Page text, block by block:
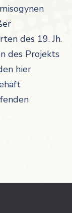
des 19. Jh.
des Projekts
hier